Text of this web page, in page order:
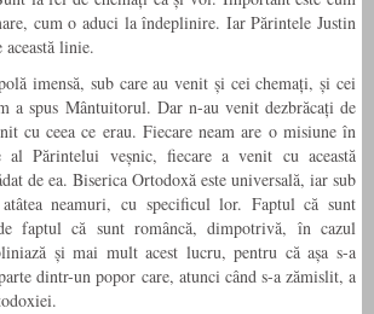
cum o aduci la îndeplinire. Iar Părintele Justin
această linie.
imensă, sub care au venit și cei chemați, și cei
a spus Mântuitorul. Dar n-au venit dezbrăcați de
cu ceea ce erau. Fiecare neam are o misiune în
al Părintelui veșnic, fiecare a venit cu această
de ea. Biserica Ortodoxă este universală, iar sub
neamuri, cu specificul lor. Faptul că sunt
faptul că sunt româncă, dimpotrivă, în cazul
și mai mult acest lucru, pentru că așa s-a
dintr-un popor care, atunci când s-a zămislit, a